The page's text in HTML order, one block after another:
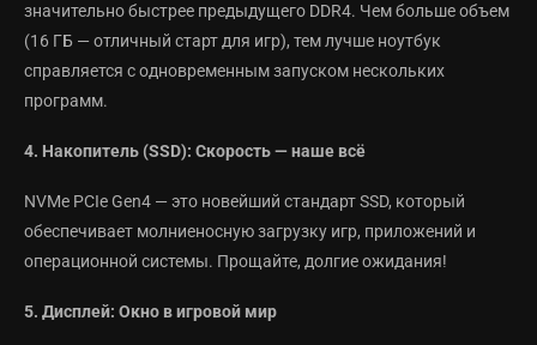
значительно быстрее предыдущего DDR4. Чем больше объем
(16 ГБ — отличный старт для игр), тем лучше ноутбук
справляется с одновременным запуском нескольких
программ.
4. Накопитель (SSD): Скорость — наше всё
NVMe PCIe Gen4 — это новейший стандарт SSD, который
обеспечивает молниеносную загрузку игр, приложений и
операционной системы. Прощайте, долгие ожидания!
5. Дисплей: Окно в игровой мир